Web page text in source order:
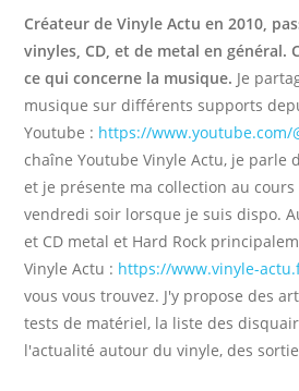
Créateur de Vinyle Actu en 2010,
vinyles, CD, et de metal en général.
ce qui concerne la musique. Je
musique sur différents supports
Youtube : https://www.youtube.com/
chaîne Youtube Vinyle Actu, je parle
et je présente ma collection au cours
vendredi soir lorsque je suis dispo.
et CD metal et Hard Rock
Vinyle Actu : https://www.vinyle-
vous vous trouvez. J'y propose des
tests de matériel, la liste des
l'actualité autour du vinyle, des